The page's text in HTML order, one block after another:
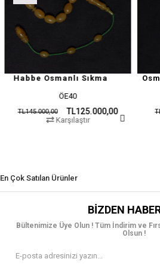
Osmanlı Sıkma
ÖE40
TL125.000,00
TL145.000,00
Karşılaştır
En Çok Satılan Ürünler
BIZDEN
Bültenimize Üye Olun ! Tüm İndirim ve
Olsun !